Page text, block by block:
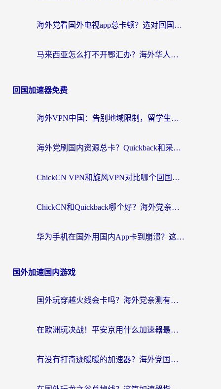
海外党看国外电视app总卡顿？选对回国加速器，追剧购物两不误
马来西亚怎么打不开鄂汇办？海外华人必备的回国加速指南，解决追剧、办事、阅读难题
回国加速器免费
海外VPN中国：告别地域限制，留学生与华人如何轻松刷国内剧、玩国服？
海外党刷国内资源总卡？Quickback和采集蜂好用吗？这篇指南帮你避坑
ChickCN VPN和旋风VPN对比哪个回国效果更好？海外党亲测实用指南
ChickCN和Quickback哪个好？海外党亲测回国加速器，轻松解锁国内资源（附避坑指南）
华为手机在国外用国内App卡到崩溃？这篇加速器指南帮你无缝刷剧打游戏
国外加速国内游戏
国外玩穿越火线会卡吗？海外党亲测有效的国服游戏加速指南
在欧洲玩决战！平安京用什么加速器最好用？2026实测有效的国服游戏加速指南
有没有打奇迹暖暖的加速器？海外党国服游戏畅玩不卡顿的秘密